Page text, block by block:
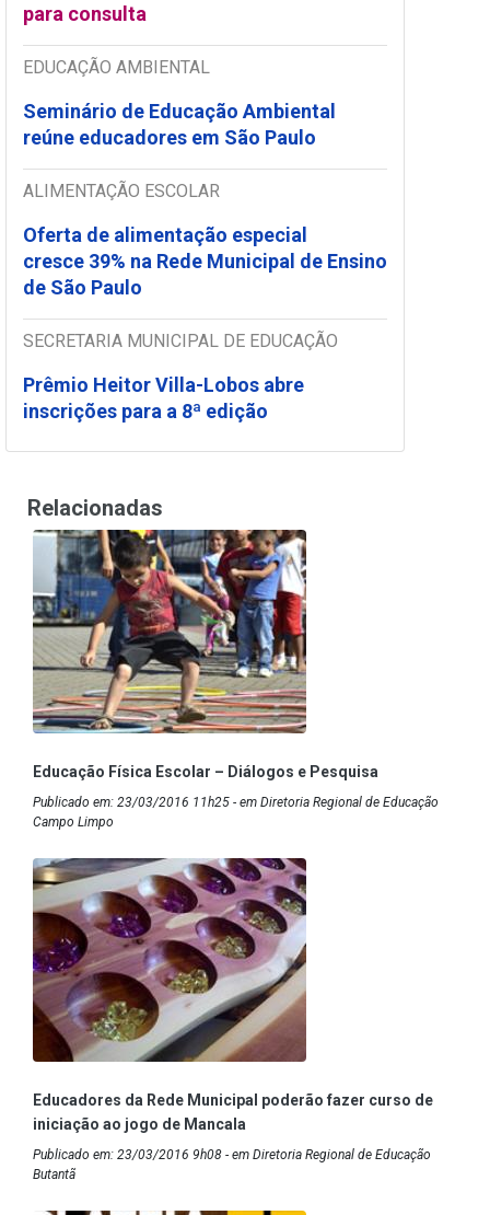
para consulta
EDUCAÇÃO AMBIENTAL
Seminário de Educação Ambiental
reúne educadores em São Paulo
ALIMENTAÇÃO ESCOLAR
Oferta de alimentação especial
cresce 39% na Rede Municipal de Ensino
de São Paulo
SECRETARIA MUNICIPAL DE EDUCAÇÃO
Prêmio Heitor Villa-Lobos abre
inscrições para a 8ª edição
Relacionadas
Educação Física Escolar – Diálogos e Pesquisa
Publicado em: 23/03/2016 11h25 - em Diretoria Regional de Educação
Campo Limpo
Educadores da Rede Municipal poderão fazer curso de
iniciação ao jogo de Mancala
Publicado em: 23/03/2016 9h08 - em Diretoria Regional de Educação
Butantã